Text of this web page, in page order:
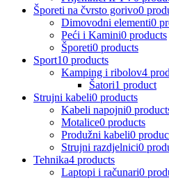
Šporeti na čvrsto gorivo0
Dimovodni elementi0
Peći i Kamini0 products
Šporeti0 products
Sport10 products
Kamping i ribolov4
Šatori1 product
Strujni kabeli0 products
Kabeli napojni0
Motalice0 products
Produžni kabeli0
Strujni razdjelnici0
Tehnika4 products
Laptopi i računari0